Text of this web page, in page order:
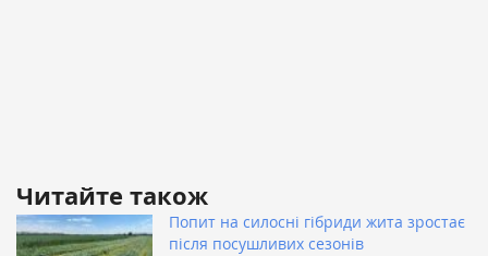
Читайте також
Попит на силосні гібриди жита зростає
після посушливих сезонів